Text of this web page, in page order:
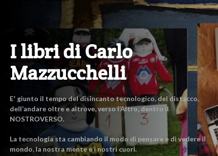
I libri di Carlo
Mazzucchelli
E' giunto il tempo del disincanto tecnologico, del distacco,
dell’andare oltre e altrove, verso l’Altro, dentro il
NOSTROVERSO.
La tecnologia sta cambiando il modo di pensare e di vedere il
mondo, la nostra mente e i nostri cuori.